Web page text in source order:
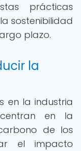
prácticas
sostenibilidad
plazo.
la
en la industria
en la
de los
el impacto